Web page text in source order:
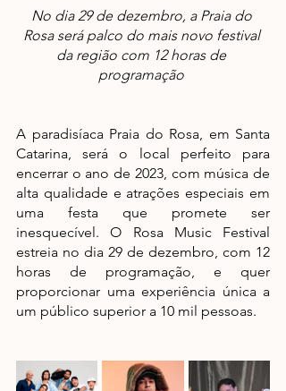
No dia 29 de dezembro, a Praia do
Rosa será palco do mais novo festival
da região com 12 horas de
programação
A paradisíaca Praia do Rosa, em Santa
Catarina, será o local perfeito para
encerrar o ano de 2023, com música de
alta qualidade e atrações especiais em
uma festa que promete ser
inesquecível. O Rosa Music Festival
estreia no dia 29 de dezembro, com 12
horas de programação, e quer
proporcionar uma experiência única a
um público superior a 10 mil pessoas.